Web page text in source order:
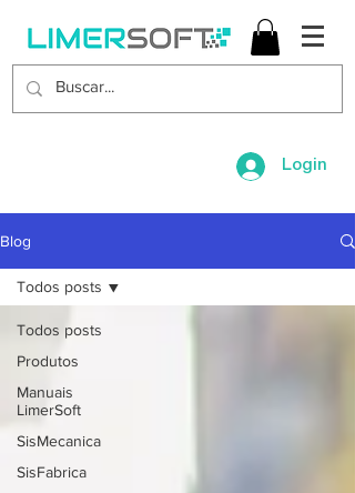
Login
Blog
Todos posts
Produtos
Manuais
LimerSoft
SisMecanica
SisFabrica
Todos posts